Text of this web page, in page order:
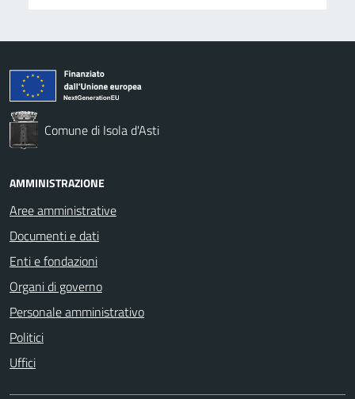
Comune di Isola d'Asti
AMMINISTRAZIONE
Aree amministrative
Documenti e dati
Enti e fondazioni
Organi di governo
Personale amministrativo
Politici
Uffici